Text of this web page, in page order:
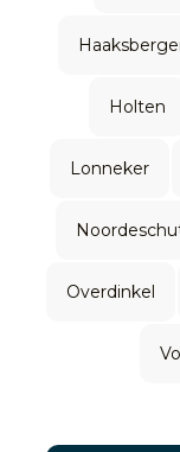
Holten
Lonneker
Overdinkel